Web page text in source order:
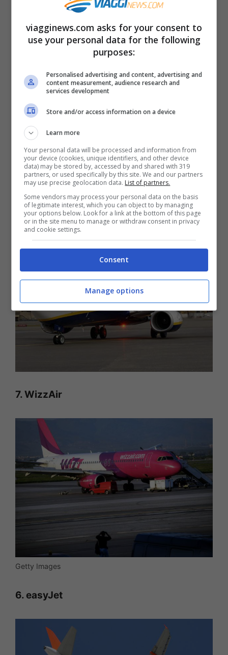
8. Ryanair
7. WizzAir
Getty Images
6. easyJet
viagginews.com asks for your consent to
use your personal data for the following
purposes:
Personalised advertising and content, advertising and
content measurement, audience research and
services development
Store and/or access information on a device
Learn more
Your personal data will be processed and information from
your device (cookies, unique identifiers, and other device
data) may be stored by, accessed by and shared with 319
partners, or used specifically by this site. We and our partners
may use precise geolocation data. List of partners.
Some vendors may process your personal data on the basis
of legitimate interest, which you can object to by managing
your options below. Look for a link at the bottom of this page
or in the site menu to manage or withdraw consent in privacy
and cookie settings.
Consent
Manage options